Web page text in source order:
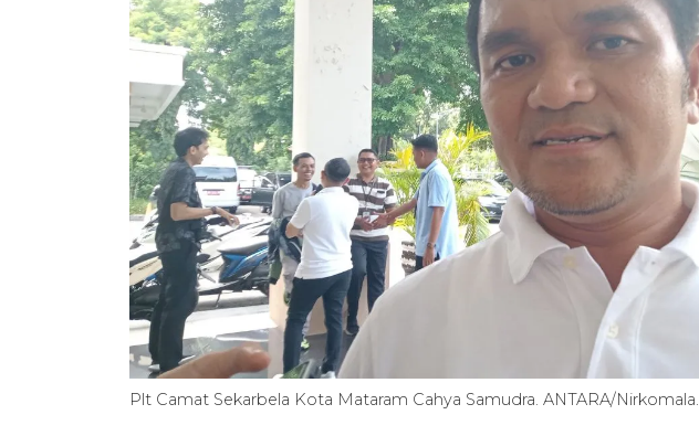
Plt Camat Sekarbela Kota Mataram Cahya Samudra. ANTARA/Nirkomala.